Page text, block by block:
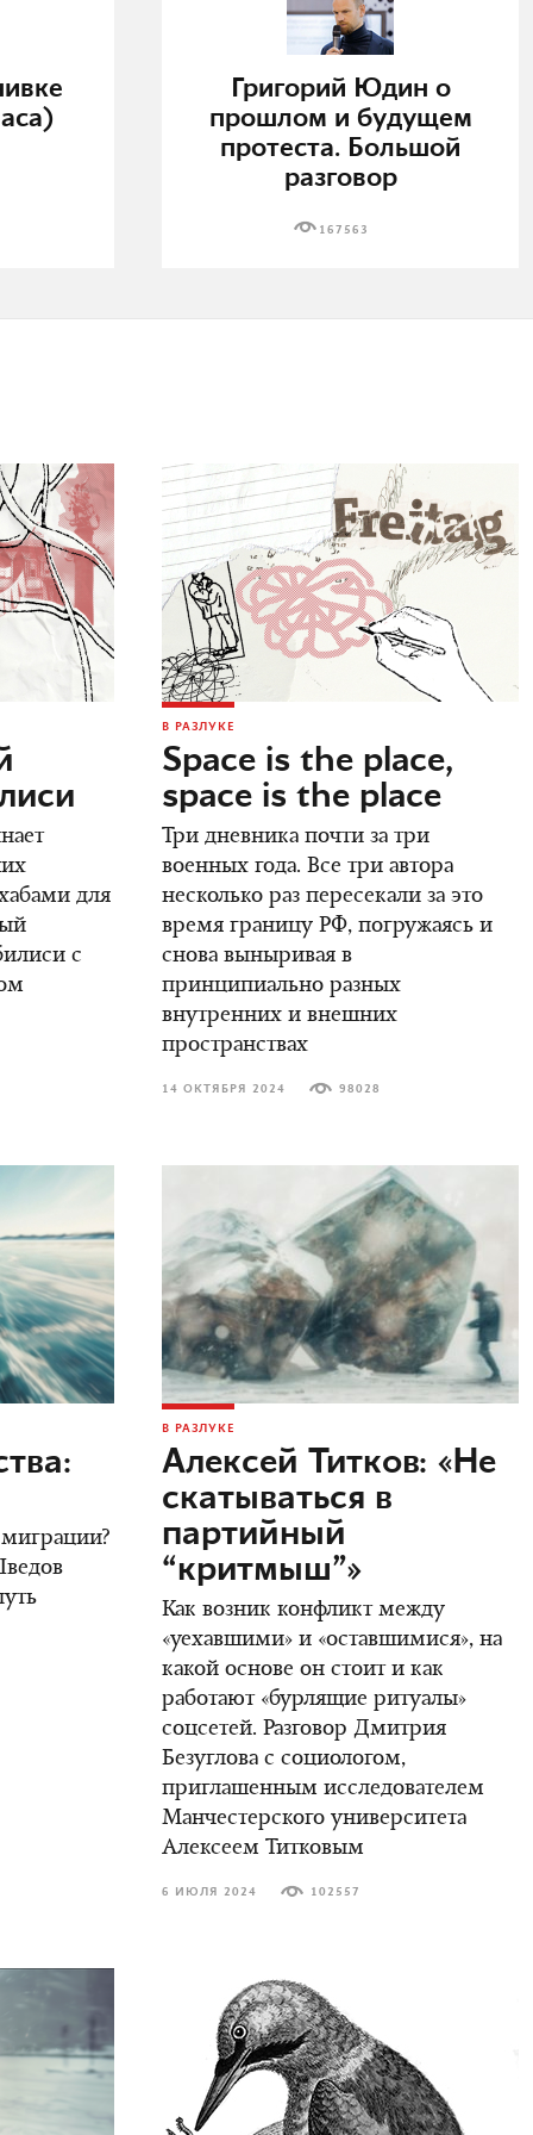
Григорий Юдин о
прошлом и будущем
протеста. Большой
разговор
167563
для
с
В РАЗЛУКЕ
Space is the place,
space is the place
Три дневника почти за три
военных года. Все три автора
несколько раз пересекали за это
время границу РФ, погружаясь и
снова выныривая в
принципиально разных
внутренних и внешних
пространствах
14 ОКТЯБРЯ 2024 98028
В РАЗЛУКЕ
Алексей Титков: «Не
скатываться в
партийный
“критмыш”»
Как возник конфликт между
«уехавшими» и «оставшимися», на
какой основе он стоит и как
работают «бурлящие ритуалы»
соцсетей. Разговор Дмитрия
Безуглова с социологом,
приглашенным исследователем
Манчестерского университета
Алексеем Титковым
6 ИЮЛЯ 2024 102557